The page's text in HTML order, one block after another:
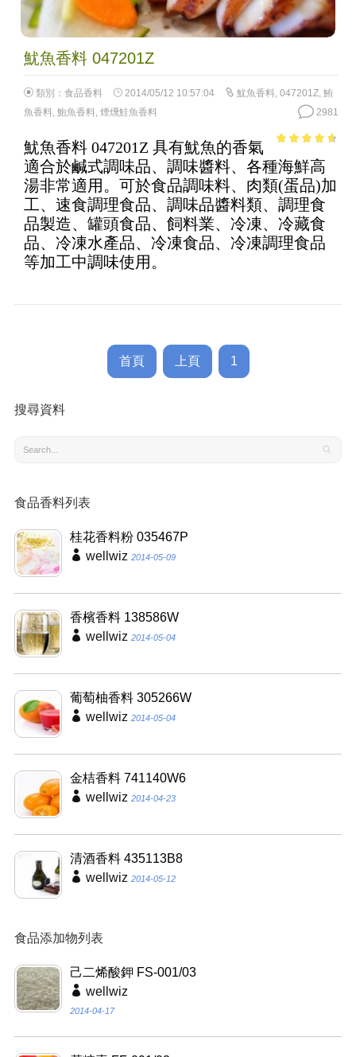
魷魚香料 047201Z
類別： 食品香料 2014/05/12 10:57:04 魷魚香料, 047201Z, 鮪
魚香料, 鮑魚香料, 煙燻鮭魚香料 2981
5
魷魚香料 047201Z 具有魷魚的香氣
適合於鹹式調味品、調味醬料、各種海鮮高
湯非常適用。可於食品調味料、肉類(蛋品)加
工、速食調理食品、調味品醬料類、調理食
品製造、罐頭食品、飼料業、冷凍、冷藏食
品、冷凍水產品、冷凍食品、冷凍調理食品
等加工中調味使用。
首頁 上頁 1
搜尋資料
食品香料列表
桂花香料粉 035467P
wellwiz 2014-05-09
香檳香料 138586W
wellwiz 2014-05-04
葡萄柚香料 305266W
wellwiz 2014-05-04
金桔香料 741140W6
wellwiz 2014-04-23
清酒香料 435113B8
wellwiz 2014-05-12
食品添加物列表
己二烯酸鉀 FS-001/03
wellwiz
2014-04-17